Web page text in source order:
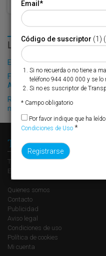
LO MÁS LEÍDO
El Puerto de Valencia crecerá
Finnlines afianza el tráfico de
Amberes
Renfe ofrece la compra de
multicliente entre Valencia y
Transporte XXI
Transporte XXI es el periódico de
España, perteneciente al Grupo
Quienes somos
Contacto
Publicidad
Aviso legal
Condiciones de uso
Política de cookies
Mi cuenta
Email*
Código de suscriptor (1)
Si no recuerda o no tiene a
teléfono 944 400 000 y se lo
Si no es suscriptor de
* Campo obligatorio
Por favor indique que ha
Condiciones de Uso *